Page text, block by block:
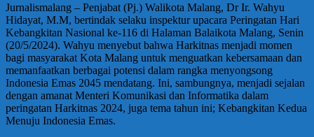
Jurnalismalang – Penjabat (Pj.) Walikota Malang, Dr Ir. Wahyu
Hidayat, M.M, bertindak selaku inspektur upacara Peringatan Hari
Kebangkitan Nasional ke-116 di Halaman Balaikota Malang, Senin
(20/5/2024). Wahyu menyebut bahwa Harkitnas menjadi momen
bagi masyarakat Kota Malang untuk menguatkan kebersamaan dan
memanfaatkan berbagai potensi dalam rangka menyongsong
Indonesia Emas 2045 mendatang. Ini, sambungnya, menjadi sejalan
dengan amanat Menteri Komunikasi dan Informatika dalam
peringatan Harkitnas 2024, juga tema tahun ini; Kebangkitan Kedua
Menuju Indonesia Emas.